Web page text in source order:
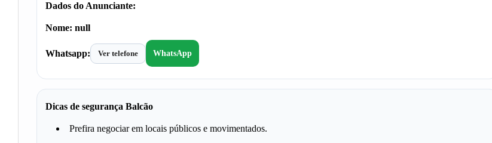
Dados do Anunciante:
Nome: null
Whatsapp: Ver telefone WhatsApp
Dicas de segurança Balcão
Prefira negociar em locais públicos e movimentados.